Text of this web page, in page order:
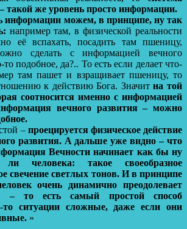
такой же уровень просто информации.
информации можем, в принципе, ну так
например там, в физической реальности
её вспахать, посадить там пшеницу,
сделать с информацией вечного
подобное, да?.. То есть если делает что-
там пашет и взращивает пшеницу, то
к действию Бога. Значитна той
соотносится именно с информацией
вечного развития – можно
– проецируется физическое действие
развития. А дальше уже видно – что
Вечности начинает как бы ну
человека: такое своеобразное
свечение светлых тонов. И в принципе
очень динамично преодолевает
– то есть самый простой способ
то ситуации сложные, даже если они
»